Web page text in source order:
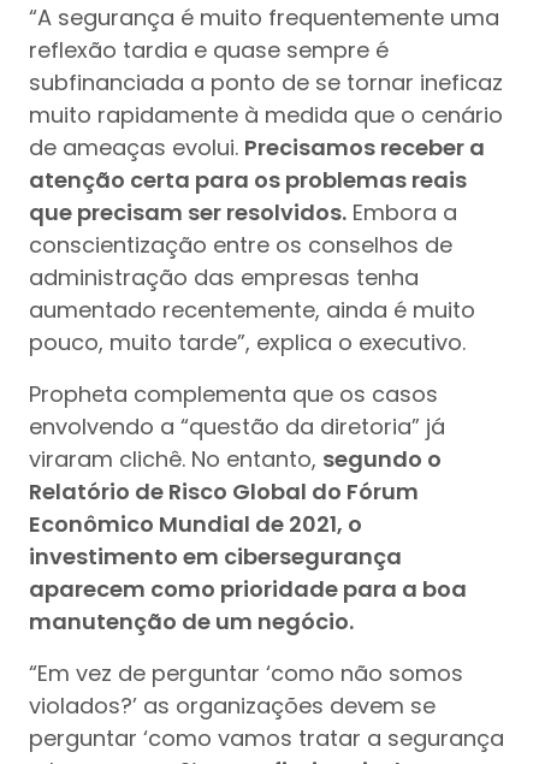
“A segurança é muito frequentemente uma
reflexão tardia e quase sempre é
subfinanciada a ponto de se tornar ineficaz
muito rapidamente à medida que o cenário
de ameaças evolui. Precisamos receber a
atenção certa para os problemas reais
que precisam ser resolvidos. Embora a
conscientização entre os conselhos de
administração das empresas tenha
aumentado recentemente, ainda é muito
pouco, muito tarde”, explica o executivo.
Propheta complementa que os casos
envolvendo a “questão da diretoria” já
viraram clichê. No entanto, segundo o
Relatório de Risco Global do Fórum
Econômico Mundial de 2021, o
investimento em cibersegurança
aparecem como prioridade para a boa
manutenção de um negócio.
“Em vez de perguntar ‘como não somos
violados?’ as organizações devem se
perguntar ‘como vamos tratar a segurança